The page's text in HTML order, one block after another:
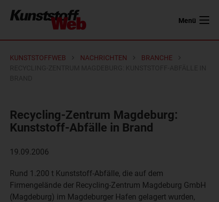
Menü
KUNSTSTOFFWEB NACHRICHTEN
BRANCHE
Recycling-Zentrum Magdeburg:
Kunststoff-Abfälle in Brand
19.09.2006
Rund 1.200 t Kunststoff-Abfälle, die auf dem
Firmengelände der Recycling-Zentrum Magdeburg GmbH
(Magdeburg) im Magdeburger Hafen gelagert wurden,